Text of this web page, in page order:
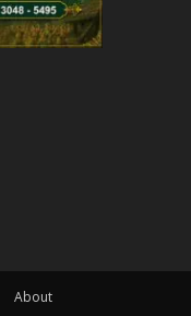
About